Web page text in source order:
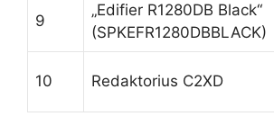
9
„Edifier R1280DB Black“
(SPKEFR1280DBBLACK)
10 Redaktorius C2XD